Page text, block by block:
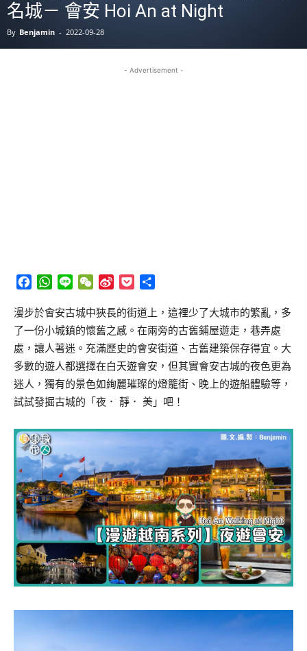
名城－ 會安 Hoi An at Night
By Benjamin - 2022-09-28
- Advertisement -
Facebook
WhatsApp
Line WeChat
Sina
Pocket
漫步於會安古城中狹長的街道上，這裡少了大城市的繁亂，多
了一份小城鎮的懷舊之感。在兩旁的古舊鋪屋遊走，巷弄處
處，讓人著迷。充滿歷史的會安街道、古舊建築保存得宜。大
多數的遊人都選擇在白天遊會安，但其實會安古城的夜色更為
迷人，獨有的景色如絢麗璀璨的燈籠街、晚上的遊船體驗等，
試試發掘古城的「夜． 靜． 美」吧！